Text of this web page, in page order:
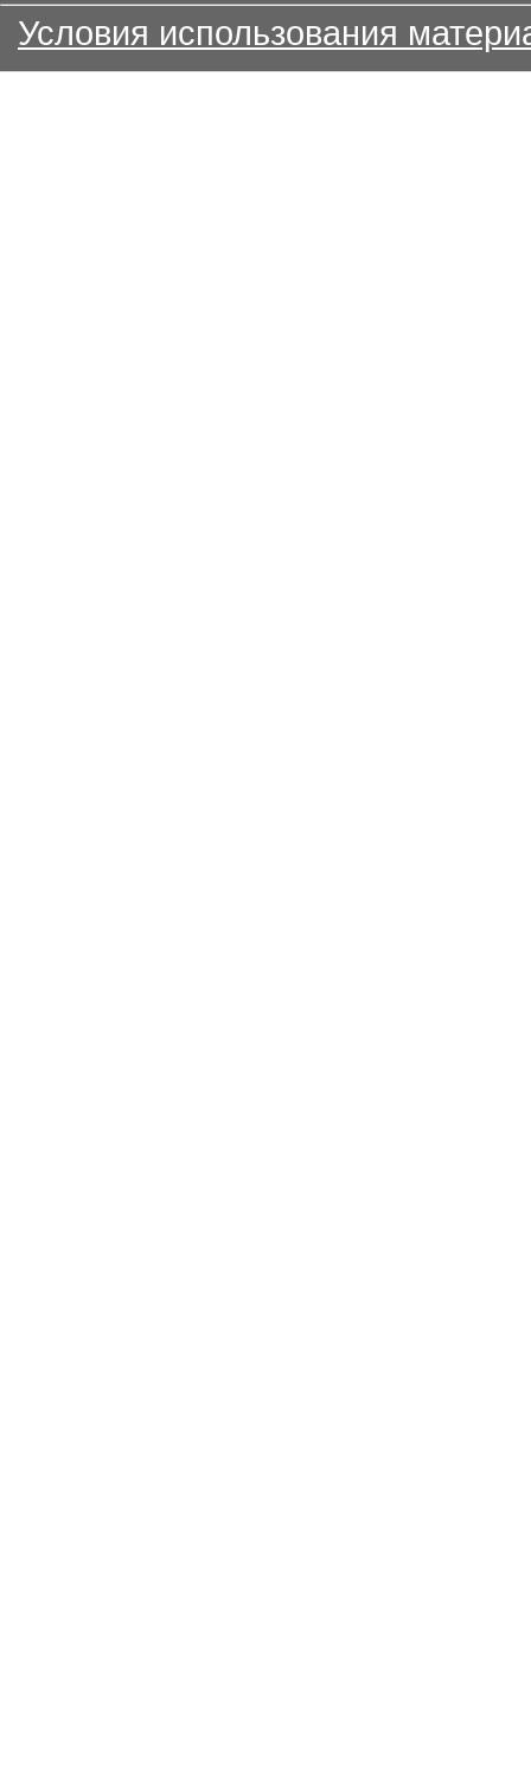
Условия использования